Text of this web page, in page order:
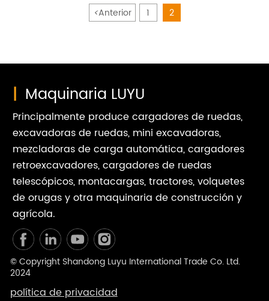
<Anterior 1 2
| Maquinaria LUYU
Principalmente produce cargadores de ruedas,
excavadoras de ruedas, mini excavadoras,
mezcladoras de carga automática, cargadores
retroexcavadores, cargadores de ruedas
telescópicos, montacargas, tractores, volquetes
de orugas y otra maquinaria de construcción y
agrícola.
© Copyright Shandong Luyu International Trade Co. Ltd.
2024
política de privacidad